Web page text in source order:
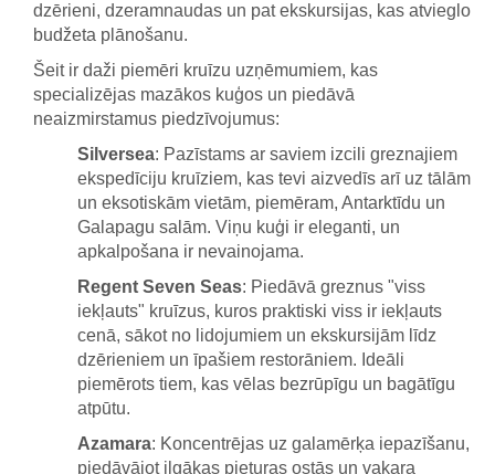
dzērieni, dzeramnaudas un pat ekskursijas, kas atvieglo
budžeta plānošanu.
Šeit ir daži piemēri kruīzu uzņēmumiem, kas
specializējas mazākos kuģos un piedāvā
neaizmirstamus piedzīvojumus:
Silversea: Pazīstams ar saviem izcili greznajiem
ekspedīciju kruīziem, kas tevi aizvedīs arī uz tālām
un eksotiskām vietām, piemēram, Antarktīdu un
Galapagu salām. Viņu kuģi ir eleganti, un
apkalpošana ir nevainojama.
Regent Seven Seas: Piedāvā greznus "viss
iekļauts" kruīzus, kuros praktiski viss ir iekļauts
cenā, sākot no lidojumiem un ekskursijām līdz
dzērieniem un īpašiem restorāniem. Ideāli
piemērots tiem, kas vēlas bezrūpīgu un bagātīgu
atpūtu.
Azamara: Koncentrējas uz galamērķa iepazīšanu,
piedāvājot ilgākas pieturas ostās un vakara